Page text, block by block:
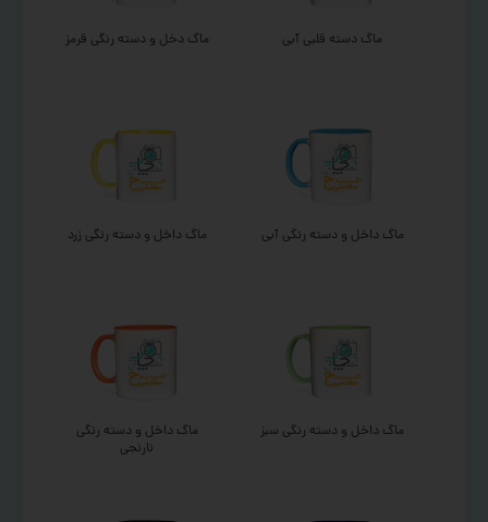
ماگ دسته قلبی آبی ماگ دخل و دسته رنگی قرمز
ماگ داخل و دسته رنگی آبی ماگ داخل و دسته رنگی زرد
ماگ داخل و دسته رنگی سبز
ماگ داخل و دسته رنگی
نارنجی